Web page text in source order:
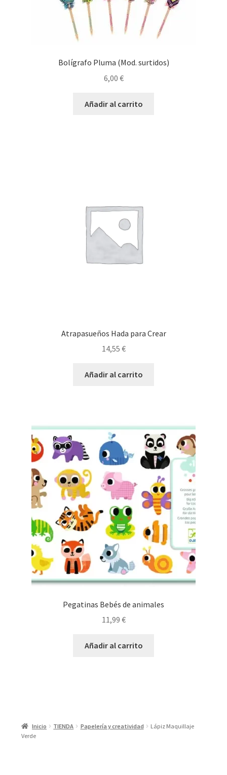
Bolígrafo Pluma (Mod. surtidos)
6,00 €
Añadir al carrito
Atrapasueños Hada para Crear
14,55 €
Añadir al carrito
Pegatinas Bebés de animales
11,99 €
Añadir al carrito
Inicio TIENDA Papelería y creatividad
Lápiz Maquillaje
Verde